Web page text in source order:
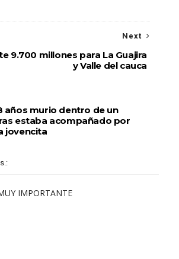
Next
9.700 millones para La Guajira
y Valle del cauca
años murio dentro de un
estaba acompañado por
jovencita
IMPORTANTE